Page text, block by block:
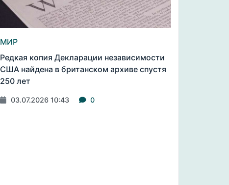
МИР
Редкая копия Декларации независимости
США найдена в британском архиве спустя
250 лет
03.07.2026 10:43 0